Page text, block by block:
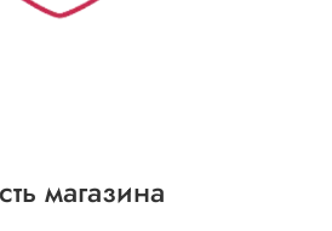
магазина